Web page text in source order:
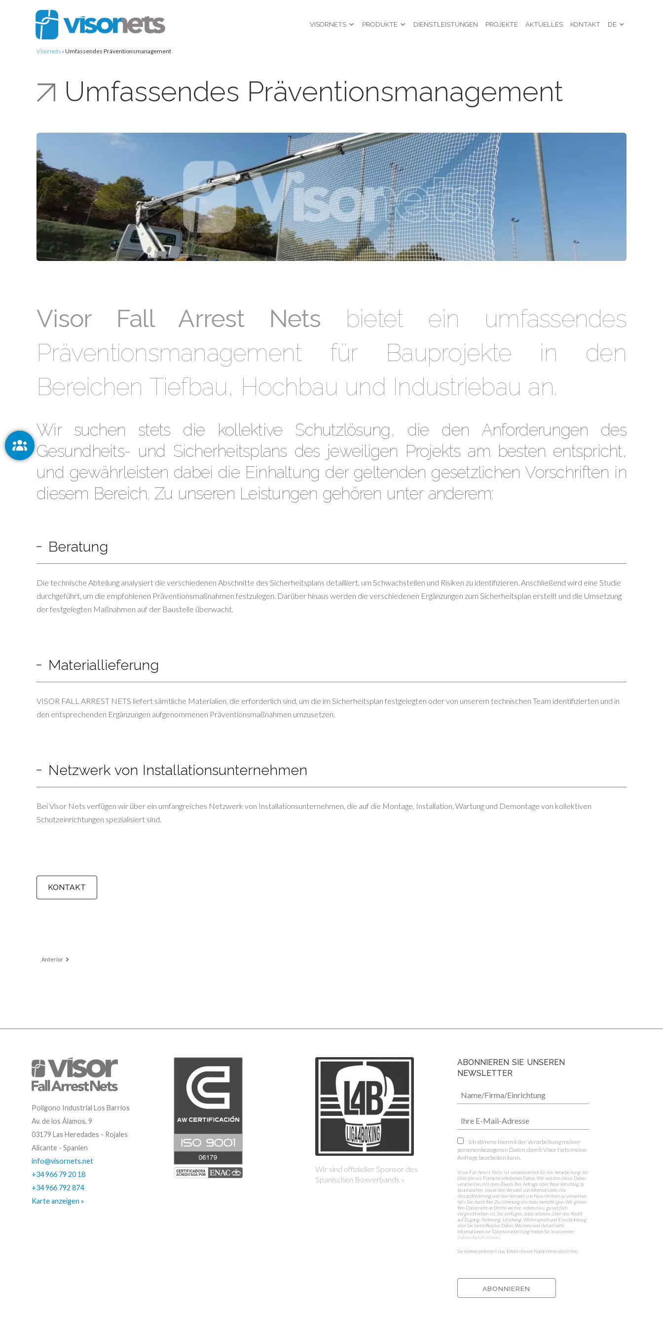
VISORNETS PRODUKTE DIENSTLEISTUNGEN PROJEKTE AKTUELLES KONTAKT DE
Visornets »Umfassendes Präventionsmanagement
Umfassendes Präventionsmanagement
Visor Fall Arrest Nets bietet ein umfassendes
Präventionsmanagement für Bauprojekte in den
Bereichen Tiefbau, Hochbau und Industriebau an.
Wir suchen stets die kollektive Schutzlösung, die den Anforderungen des
Gesundheits- und Sicherheitsplans des jeweiligen Projekts am besten entspricht,
und gewährleisten dabei die Einhaltung der geltenden gesetzlichen Vorschriften in
diesem Bereich. Zu unseren Leistungen gehören unter anderem:
Beratung
Die technische Abteilung analysiert die verschiedenen Abschnitte des Sicherheitsplans detailliert, um Schwachstellen und Risiken zu identifizieren. Anschließend wird eine Studie
durchgeführt, um die empfohlenen Präventionsmaßnahmen festzulegen. Darüber hinaus werden die verschiedenen Ergänzungen zum Sicherheitsplan erstellt und die Umsetzung
der festgelegten Maßnahmen auf der Baustelle überwacht.
Materiallieferung
VISOR FALL ARREST NETS liefert sämtliche Materialien, die erforderlich sind, um die im Sicherheitsplan festgelegten oder von unserem technischen Team identifizierten und in
den entsprechenden Ergänzungen aufgenommenen Präventionsmaßnahmen umzusetzen.
Netzwerk von Installationsunternehmen
Bei Visor Nets verfügen wir über ein umfangreiches Netzwerk von Installationsunternehmen, die auf die Montage, Installation, Wartung und Demontage von kollektiven
Schutzeinrichtungen spezialisiert sind.
KONTAKT
Anterior
Polígono Industrial Los Barrios
Av. de los Álamos, 9
03179 Las Heredades - Rojales
Alicante - Spanien
info@visornets.net
+34 966 79 20 18
+34 966 792 874
Karte anzeigen »
Wir sind offizieller Sponsor des
Spanischen Boxverbands »
ABONNIEREN SIE UNSEREN
NEWSLETTER
Ich stimme hiermit der Verarbeitung meiner
personenbezogenen Daten, damit Visor Nets meine
Anfrage bearbeiten kann.
Visor Fall Arrest Nets ist verantwortlich für die Verarbeitung der
über dieses Formular erhobenen Daten. Wir werden diese Daten
verarbeiten, mit dem Zweck Ihre Anfrage oder Ihren Vorschlag zu
beantworten, sowie den Versand von Informationen, die
Absatzförderung und den Versand von Newslettern zu verwalten,
falls Sie durch Ihre Zustimmung uns dazu berechtigen. Wir geben
Ihre Daten nicht an Dritte weiter, sofern dies gesetzlich
vorgeschrieben ist. Sie verfügen, unter aderem, über das Recht
auf Zugang, Änderung, Löschung, Widerspruch und Einschränkung
aller Sie betreffenden Daten. Weitere und detaillierte
Informationen zur Datenverarbeitung finden Sie in unsererer
Datenschutzrichtlinie.
Sie können jederzeit das Erhalt dieser Nachrichten abstellen.